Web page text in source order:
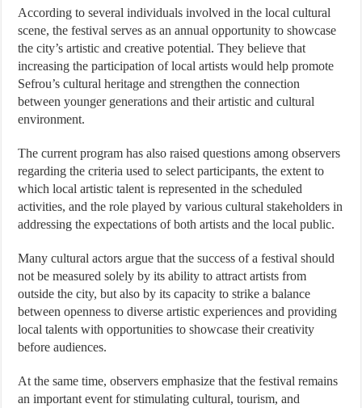
According to several individuals involved in the local cultural
scene, the festival serves as an annual opportunity to showcase
the city’s artistic and creative potential. They believe that
increasing the participation of local artists would help promote
Sefrou’s cultural heritage and strengthen the connection
between younger generations and their artistic and cultural
environment.
The current program has also raised questions among observers
regarding the criteria used to select participants, the extent to
which local artistic talent is represented in the scheduled
activities, and the role played by various cultural stakeholders in
addressing the expectations of both artists and the local public.
Many cultural actors argue that the success of a festival should
not be measured solely by its ability to attract artists from
outside the city, but also by its capacity to strike a balance
between openness to diverse artistic experiences and providing
local talents with opportunities to showcase their creativity
before audiences.
At the same time, observers emphasize that the festival remains
an important event for stimulating cultural, tourism, and